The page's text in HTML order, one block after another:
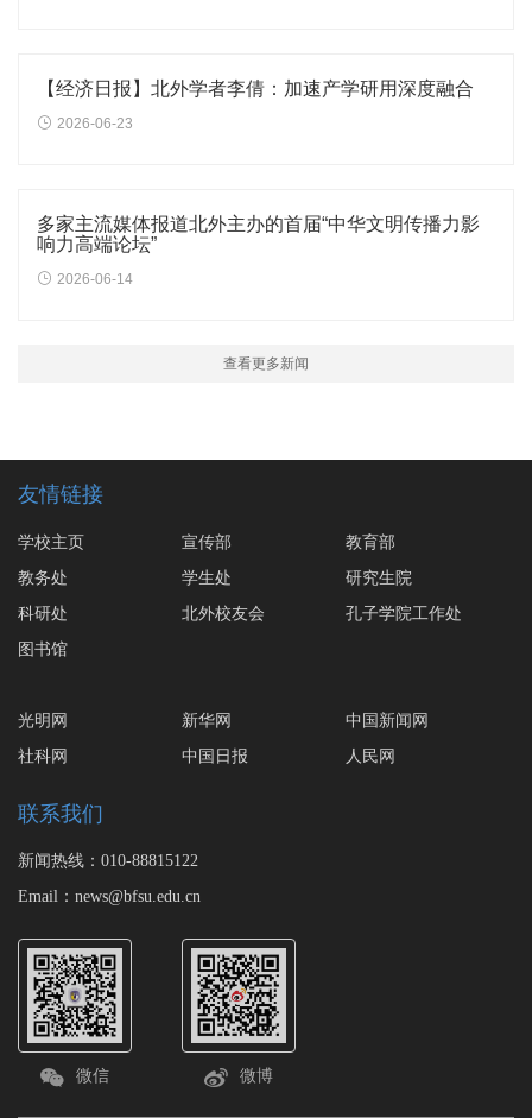
【经济日报】北外学者李倩：加速产学研用深度融合
2026-06-23
多家主流媒体报道北外主办的首届“中华文明传播力影
响力高端论坛”
2026-06-14
查看更多新闻
友情链接
学校主页 宣传部
教育部
教务处
学生处
研究生院
科研处
北外校友会
孔子学院工作处
图书馆
光明网 新华网
中国新闻网
社科网
中国日报 人民网
联系我们
新闻热线：010-88815122
Email：news@bfsu.edu.cn
微信 微博